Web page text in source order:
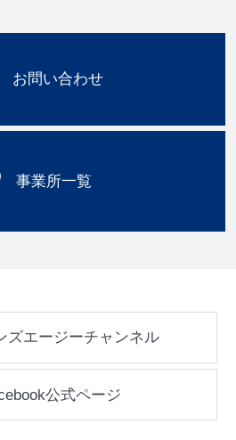
お問い合わせ
事業所一覧
ズエージーチャンネル
公式ページ